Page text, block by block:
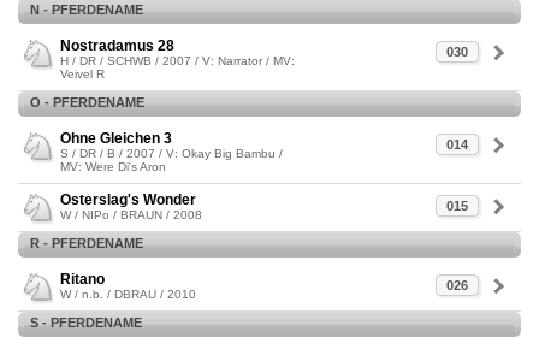
N - PFERDENAME
030
Nostradamus 28
H / DR / SCHWB / 2007 / V: Narrator / MV:
Veivel R
O - PFERDENAME
014
Ohne Gleichen 3
S / DR / B / 2007 / V: Okay Big Bambu /
MV: Were Di's Aron
015
Osterslag's Wonder
W / NIPo / BRAUN / 2008
R - PFERDENAME
026
Ritano
W / n.b. / DBRAU / 2010
S - PFERDENAME